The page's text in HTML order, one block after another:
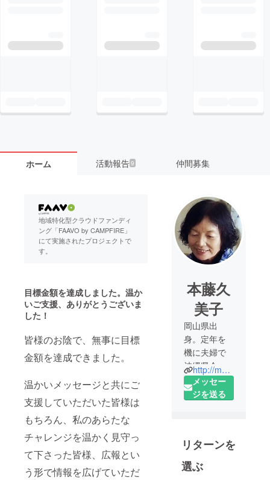
ホーム 活動報告9 仲間募集
地域特化型クラウドファンディ
ング「FAAVO by CAMPFIRE」
にて実施されたプロジェクトで
す。
目標金額を達成しました。温か
いご支援、ありがとうございま
した！
皆様のお陰で、無事に目標
金額を達成できました。
温かいメッセージと共にご
支援していただいた皆様は
もちろん、私のあらたな
チャレンジを温かく見守っ
て下さった皆様、広報とい
う形で情報を広げていただ
本藤久
美子
岡山県出
身。定年を
機に夫婦で
沖縄県今帰
仁村に移
住。
ります。
これからの
人生をさら
http://monologane.ti-da.net/
メッセー
ジを送る
リターンを
選ぶ